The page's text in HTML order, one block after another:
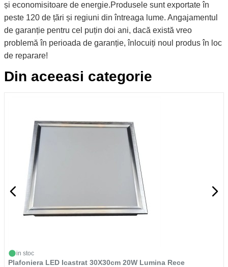
și economisitoare de energie.Produsele sunt exportate în
peste 120 de țări și regiuni din întreaga lume. Angajamentul
de garanție pentru cel puțin doi ani, dacă există vreo
problemă în perioada de garanție, înlocuiți noul produs în loc
de reparare!
Din aceeasi categorie
in stoc
Plafoniera LED Icastrat 30X30cm 20W Lumina Rece